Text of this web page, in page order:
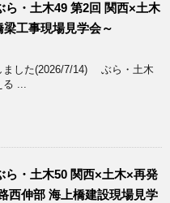
ら・土木49 第2回 関西×土木
工事現場見学会～
ました(2026/7/14) ぶら・土木
る ...
ら・土木50 関西×土木×再発
西伸部 海上橋建設現場見学